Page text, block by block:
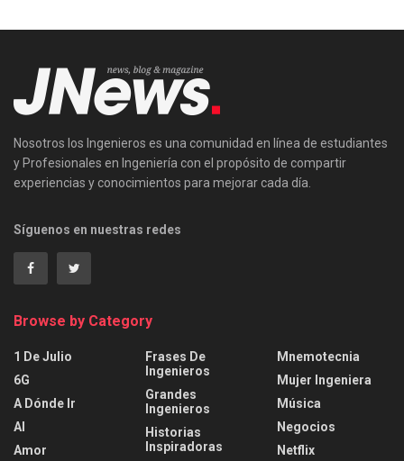
Nosotros los Ingenieros es una comunidad en línea de estudiantes
y Profesionales en Ingeniería con el propósito de compartir
experiencias y conocimientos para mejorar cada día.
Síguenos en nuestras redes
Browse by Category
1 De Julio
6G
A Dónde Ir
AI
Amor
Frases De
Ingenieros
Grandes
Ingenieros
Historias
Inspiradoras
Mnemotecnia
Mujer Ingeniera
Música
Negocios
Netflix